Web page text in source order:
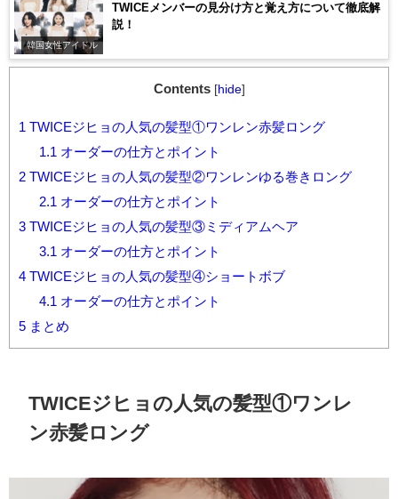
韓国女性アイドル
TWICEメンバーの見分け方と覚え方について徹底解
説！
Contents [hide]
1 TWICEジヒョの人気の髪型①ワンレン赤髪ロング
1.1 オーダーの仕方とポイント
2 TWICEジヒョの人気の髪型②ワンレンゆる巻きロング
2.1 オーダーの仕方とポイント
3 TWICEジヒョの人気の髪型③ミディアムヘア
3.1 オーダーの仕方とポイント
4 TWICEジヒョの人気の髪型④ショートボブ
4.1 オーダーの仕方とポイント
5 まとめ
TWICEジヒョの人気の髪型①ワンレ
ン赤髪ロング